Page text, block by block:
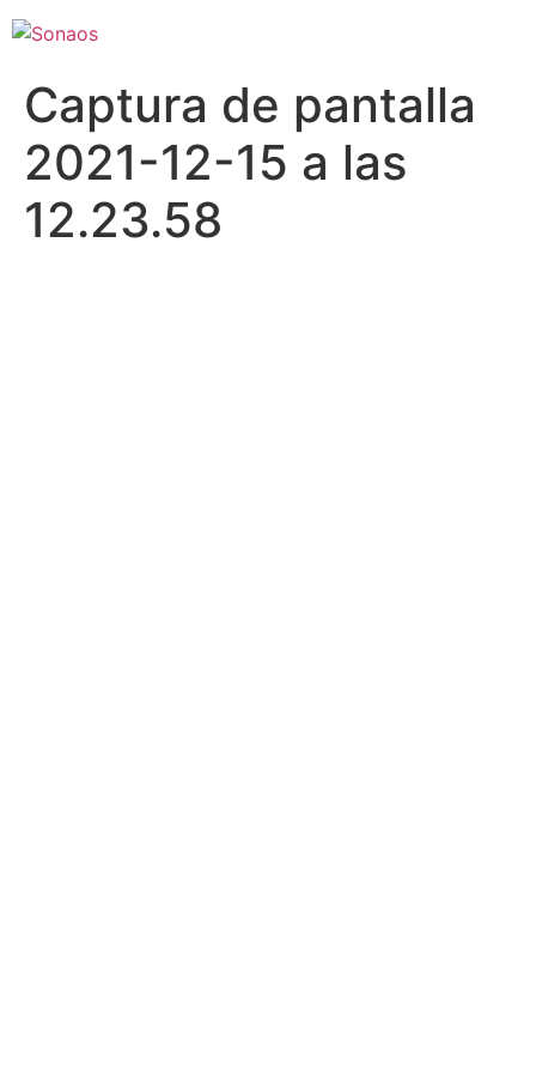
Captura de pantalla
2021-12-15 a las
12.23.58